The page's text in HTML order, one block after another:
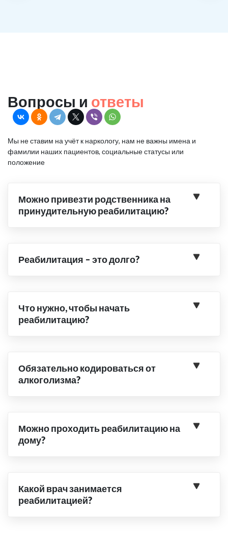
Вопросы и ответы
Мы не ставим на учёт к наркологу, нам не важны имена и
фамилии наших пациентов, социальные статусы или
положение
Можно привезти родственника на
принудительную реабилитацию?
Реабилитация – это долго?
Что нужно, чтобы начать
реабилитацию?
Обязательно кодироваться от
алкоголизма?
Можно проходить реабилитацию на
дому?
Какой врач занимается
реабилитацией?